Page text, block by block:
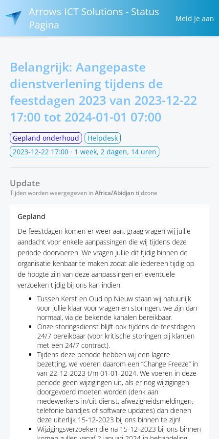
Arrows ICT Solutions - Status
Pagina
Meld je aan
Belangrijk: Aangepaste
dienstverlening tijdens de
feestdagen 2023 van 2023-12-22
17:00 tot 2024-01-01 07:00
Gepland onderhoud
Helpdesk
2023-12-22 17:00 · 1 week, 2 dagen, 14 uren
Update
Tijden worden weergegeven inAfrica/Abidjan tijdzone
Gepland
De feestdagen komen er weer aan, graag vragen wij jullie
aandacht voor enkele aanpassingen die wij tijdens deze
periode doorvoeren. We vragen jullie dit tjidig binnen de
organisatie kenbaar te maken zodat alle iedereen tijdig op
de hoogte zijn van deze aanpassingen en eventuele
verzoeken tijdig bij ons kan indien:
Tussen Kerst en Oud op Nieuw staan wij natuurlijk
voor jullie klaar voor vragen en storingen, we zijn dan
normaal, via de bekende kanalen bereikbaar.
Onze storingsdienst blijft ook tijdens de feestdagen
24/7 bereikbaar (voor kritische storingen bij klanten
met een 24/7 contract).
Tijdens deze periode hebben wij een lagere
bezetting, we voeren daarom een “Change Freeze” in
van 22-12-2023 t/m 01-01-2024. We voeren in deze
periode geen wijzigingen uit, als er nog wijzigingen
doorgevoerd moeten worden (denk aan
medewerkers in/uit dienst, afwezigheidsmeldingen,
telefonie bandjes of software updates) dan dienen
deze uiterlijk 15-12-2023 bij ons binnen te zijn!
Wijzigingsverzoeken die na 15-12-2023 bij ons binnen